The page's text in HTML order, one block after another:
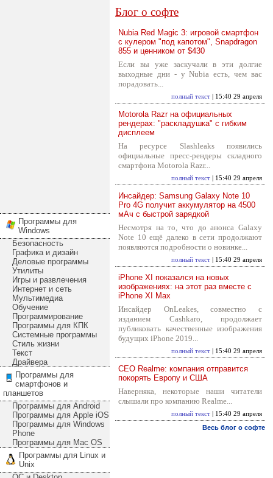
Программы для
Windows
Безопасность
Графика и дизайн
Деловые программы
Утилиты
Игры и развлечения
Интернет и сеть
Мультимедиа
Обучение
Программирование
Программы для КПК
Системные программы
Стиль жизни
Текст
Драйвера
Программы для
смартфонов и
планшетов
Программы для Android
Программы для Apple iOS
Программы для Windows
Phone
Программы для Mac OS
Программы для Linux и
Unix
Блог о софте
Nubia Red Magic 3: игровой смартфон
с кулером "под капотом", Snapdragon
855 и ценником от $430
Если вы уже заскучали в эти долгие
выходные дни - у Nubia есть, чем вас
порадовать...
полный текст | 15:40 29 апреля
Motorola Razr на официальных
рендерах: "раскладушка" с гибким
дисплеем
На ресурсе Slashleaks появились
официальные пресс-рендеры складного
смартфона Motorola Razr...
полный текст | 15:40 29 апреля
Инсайдер: Samsung Galaxy Note 10
Pro 4G получит аккумулятор на 4500
мАч с быстрой зарядкой
Несмотря на то, что до анонса Galaxy
Note 10 ещё далеко в сети продолжают
появляются подробности о новинке...
полный текст | 15:40 29 апреля
iPhone XI показался на новых
изображениях: на этот раз вместе с
iPhone XI Max
Инсайдер OnLeakes, совместно с
изданием Cashkaro, продолжает
публиковать качественные изображения
будущих iPhone 2019...
полный текст | 15:40 29 апреля
CEO Realme: компания отправится
покорять Европу и США
Наверняка, некоторые наши читатели
слышали про компанию Realme...
полный текст | 15:40 29 апреля
Весь блог о софте